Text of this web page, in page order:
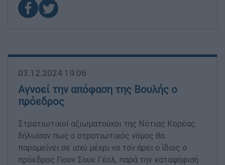
03.12.2024 19:06
Αγνοεί την απόφαση της Βουλής ο
πρόεδρος
Στρατιωτικοί αξιωματούχοι της Νότιας Κορέας
δήλωσαν πως ο στρατιωτικός νόμος θα
παραμείνει σε ισχύ μέχρι να τον άρει ο ίδιος ο
πρόεδρος Γιουν Σουκ Γέολ, παρά την καταψήφισή